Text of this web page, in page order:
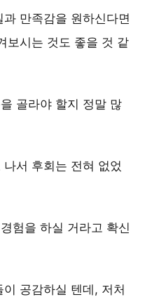
과 만족감을 원하신다면
보시는 것도 좋을 것 같
골라야 할지 정말 많
나서 후회는 전혀 없었
험을 하실 거라고 확신
공감하실 텐데, 저처